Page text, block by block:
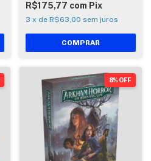
R$175,77 com Pix
3 x de R$63,00 sem juros
8% OFF